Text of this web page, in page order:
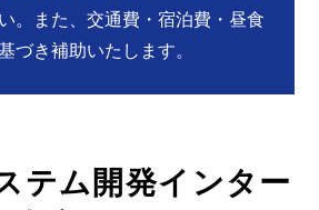
。また、交通費・宿泊費・昼食
づき補助いたします。
テム開発インター